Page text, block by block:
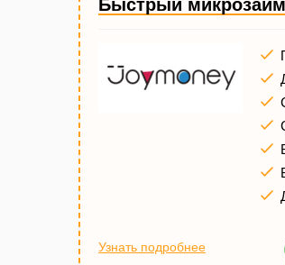
Узнать подробнее